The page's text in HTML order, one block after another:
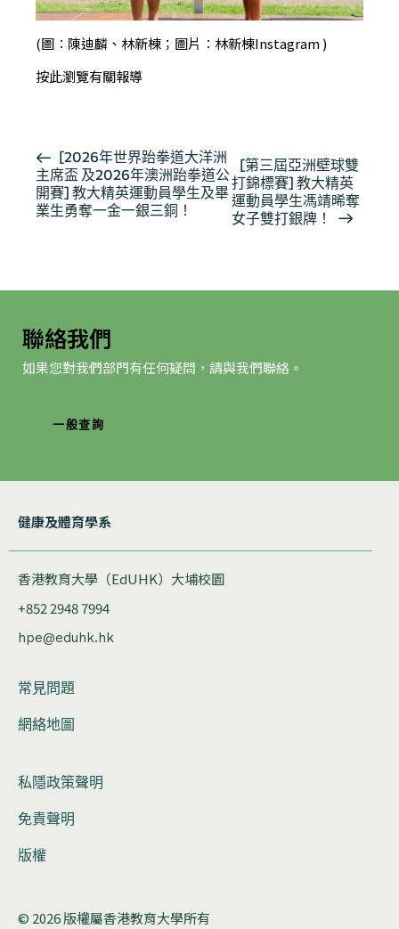
(圖︰陳迪麟、林新棟；圖片︰林新棟Instagram )
按此瀏覽有關報導
活
動
导
[2026年世界跆拳道大洋洲
主席盃 及2026年澳洲跆拳道公
開賽] 教大精英運動員學生及畢
業生勇奪一金一銀三銅！
[第三屆亞洲壁球雙
打錦標賽] 教大精英
運動員學生馮靖晞奪
女子雙打銀牌！
聯絡我們
如果您對我們部門有任何疑問，請與我們聯絡。
一般查詢
健康及體育學系
香港教育大學（EdUHK）大埔校園
+852 2948 7994
hpe@eduhk.hk
常見問題
網絡地圖
私隱政策聲明
免責聲明
版權
© 2026 版權屬香港教育大學所有